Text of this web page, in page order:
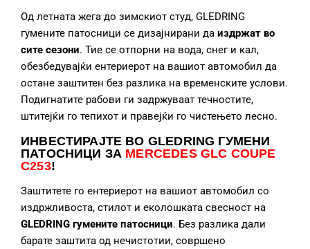
Од летната жега до зимскиот студ, GLEDRING
гумените патосници се дизајнирани да издржат во
сите сезони. Тие се отпорни на вода, снег и кал,
обезбедувајќи ентериерот на вашиот автомобил да
остане заштитен без разлика на временските услови.
Подигнатите рабови ги задржуваат течностите,
штитејќи го тепихот и правејќи го чистењето лесно.
ИНВЕСТИРАЈТЕ ВО GLEDRING ГУМЕНИ
ПАТОСНИЦИ ЗА MERCEDES GLC COUPE
C253!
Заштитете го ентериерот на вашиот автомобил со
издржливоста, стилот и еколошката свесност на
GLEDRING гумените патосници. Без разлика дали
барате заштита од нечистотии, совршено